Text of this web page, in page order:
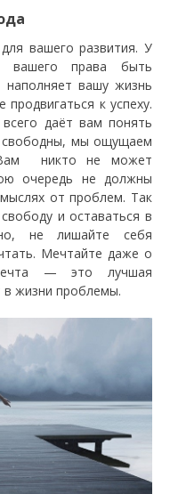
вашего развития. У
права быть
вашу жизнь
к успеху.
даёт вам понять
свободны, мы ощущаем
никто не может
очередь не должны
от проблем. Так
и оставаться в
не лишайте себя
Мечтайте даже о
— это лучшая
в жизни проблемы.